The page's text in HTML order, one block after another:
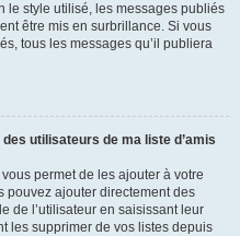
le style utilisé, les messages publiés
être mis en surbrillance. Si vous
tous les messages qu’il publiera
utilisateurs de ma liste d’amis
permet de les ajouter à votre
pouvez ajouter directement des
de l’utilisateur en saisissant leur
les supprimer de vos listes depuis